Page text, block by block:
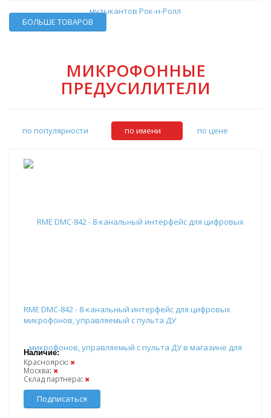
БОЛЬШЕ ТОВАРОВ
МИКРОФОННЫЕ
ПРЕДУСИЛИТЕЛИ
по популярности по имени по цене
RME DMC-842 - 8-канальный интерфейс для цифровых
микрофонов, управляемый с пульта ДУ
Наличие:
Красноярск: ✖
Москва: ✖
Склад партнера: ✖
Подписаться